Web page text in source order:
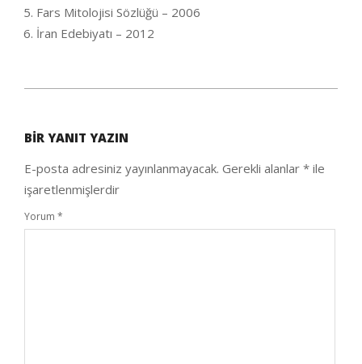
Fars Mitolojisi Sözlüğü – 2006
İran Edebiyatı – 2012
12
BIR YANIT YAZIN
E-posta adresiniz yayınlanmayacak. Gerekli alanlar * ile
işaretlenmişlerdir
Yorum *